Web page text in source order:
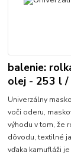
balenie:
olej - 253 l
Univerzálny
voči oderu,
výhodu v tom, že
dôvodu, textilné
vďaka kamufláži